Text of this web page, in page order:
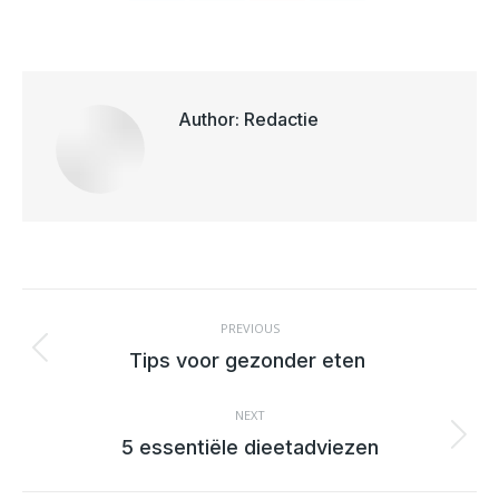
Author: Redactie
NAVIGATION
PREVIOUS
Previous
Tips voor gezonder eten
NEXT
Next
5 essentiële dieetadviezen